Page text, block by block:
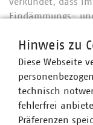
Eindämmungs-
Ab dem 28. Mai
der mit einem
Personenanzahl
Liegeflächen
die Öffnung von
Thermen/
Hinweis zu
Diese Webseite
technisch
fehlerfrei
Präferenzen